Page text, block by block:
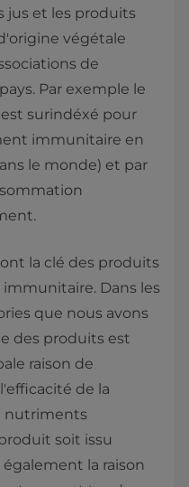
jus et les produits
végétale
de
Par exemple le
surindéxé pour
immunitaire en
le monde) et par
la clé des produits
Dans les
que nous avons
des produits est
raison de
de la
nutriments
soit issu
la raison